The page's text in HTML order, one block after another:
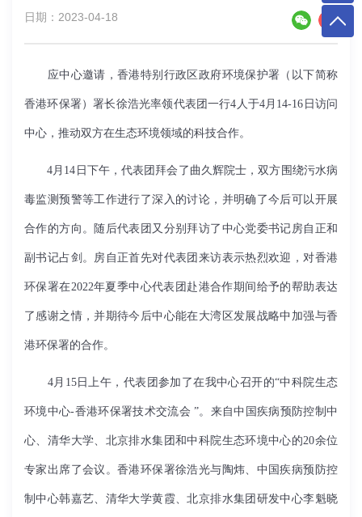
日期：2023-04-18
应中心邀请，香港特别行政区政府环境保护署（以下简称
香港环保署）署长徐浩光率领代表团一行4 人于4 月 14-16 日访问
中心，推动双方在生态环境领域的科技合作。
4 月 14 日下午，代表团拜会了曲久辉院士，双方围绕污水病
毒监测预警等工作进行了深入的讨论，并明确了今后可以开展
合作的方向。随后代表团又分别拜访了中心党委书记房自正和
副书记占剑。房自正首先对代表团来访表示热烈欢迎，对香港
环保署在2022年夏季中心代表团赴港合作期间给予的帮助表达
了感谢之情，并期待今后中心能在大湾区发展战略中加强与香
港环保署的合作。
4月 15日上午，代表团参加了在我中心召开的“中科院生态
环境中心-香港环保署技术交流会 ”。来自中国疾病预防控制中
心、清华大学、北京排水集团和中科院生态环境中心的20余位
专家出席了会议。香港环保署徐浩光与陶炜、中国疾病预防控
制中心韩嘉艺、清华大学黄霞、北京排水集团研发中心李魁晓